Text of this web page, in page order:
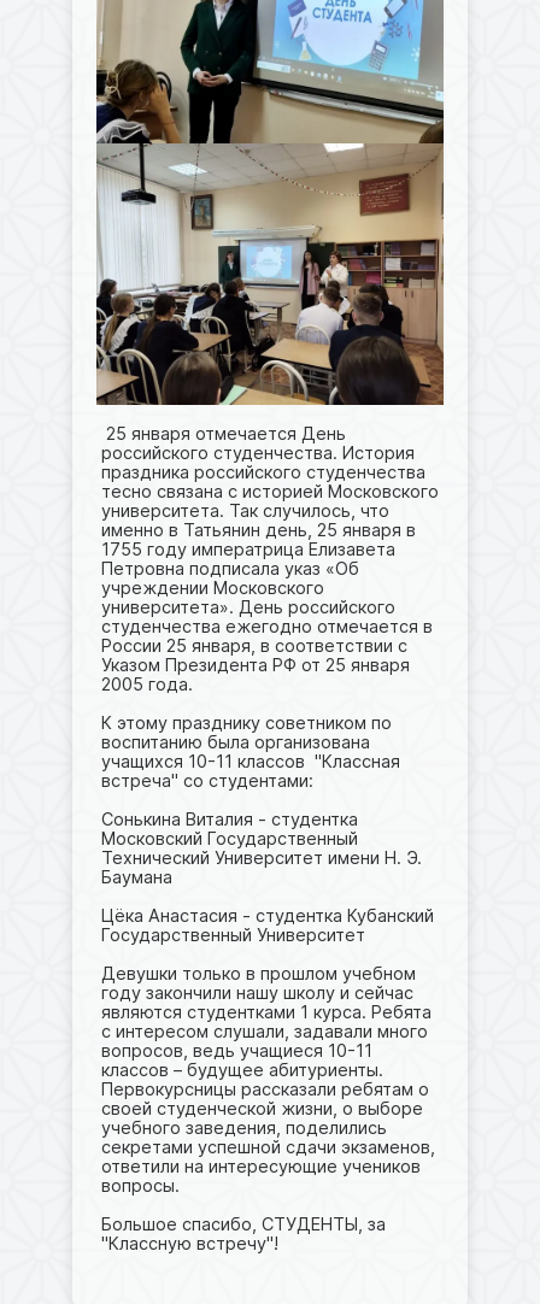
25 января отмечается День
российского студенчества. История
праздника российского студенчества
тесно связана с историей Московского
университета. Так случилось, что
именно в Татьянин день, 25 января в
1755 году императрица Елизавета
Петровна подписала указ «Об
учреждении Московского
университета». День российского
студенчества ежегодно отмечается в
России 25 января, в соответствии с
Указом Президента РФ от 25 января
2005 года.
К этому празднику советником по
воспитанию была организована
учащихся 10-11 классов "Классная
встреча" со студентами:
Сонькина Виталия - студентка
Московский Государственный
Технический Университет имени Н. Э.
Баумана
Цёка Анастасия - студентка Кубанский
Государственный Университет
Девушки только в прошлом учебном
году закончили нашу школу и сейчас
являются студентками 1 курса. Ребята
с интересом слушали, задавали много
вопросов, ведь учащиеся 10-11
классов – будущее абитуриенты.
Первокурсницы рассказали ребятам о
своей студенческой жизни, о выборе
учебного заведения, поделились
секретами успешной сдачи экзаменов,
ответили на интересующие учеников
вопросы.
Большое спасибо, СТУДЕНТЫ, за
"Классную встречу"!